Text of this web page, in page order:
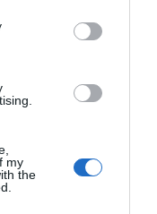
my
the